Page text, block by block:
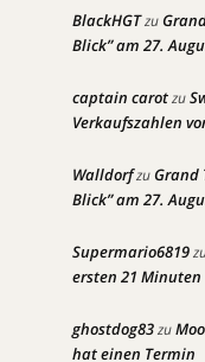
BlackHGTzu
Blick” am 27.
captain carotzu
Verkaufszahlen
WalldorfzuGrand
Blick” am 27.
Supermario6819
ersten 21 Minuten
ghostdog83zu
hat einen Termin